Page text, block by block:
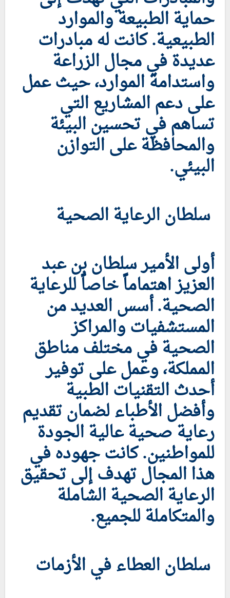
حماية الطبيعة والموارد
الطبيعية. كانت له مبادرات
عديدة في مجال الزراعة
واستدامة الموارد، حيث عمل
على دعم المشاريع التي
تساهم في تحسين البيئة
والمحافظة على التوازن
البيئي.
سلطان الرعاية الصحية
أولى الأمير سلطان بن عبد
العزيز اهتماماً خاصاً للرعاية
الصحية. أسس العديد من
المستشفيات والمراكز
الصحية في مختلف مناطق
المملكة، وعمل على توفير
أحدث التقنيات الطبية
وأفضل الأطباء لضمان تقديم
رعاية صحية عالية الجودة
للمواطنين. كانت جهوده في
هذا المجال تهدف إلى تحقيق
الرعاية الصحية الشاملة
والمتكاملة للجميع.
سلطان العطاء في الأزمات